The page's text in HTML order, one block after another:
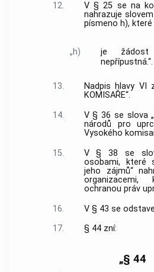
12.
V § 25 se na
nahrazuje
písmeno h), které
„h)
je
nepřípustná.“.
13.
Nadpis hlavy VI
KOMISAŘE“.
14.
V § 36 se slova
národů pro
Vysokého
15.
V § 38 se
osobami, které
jeho zájmů“
ochranou práv
16.
V § 43 se
17.
§ 44 zní:
„§ 44